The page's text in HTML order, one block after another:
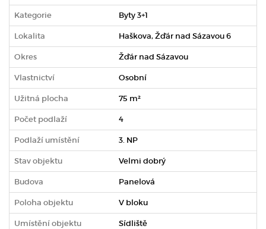
Kategorie Byty 3+1
Lokalita Haškova, Žďár nad Sázavou 6
Okres Žďár nad Sázavou
Vlastnictví Osobní
Užitná plocha 75 m²
Počet podlaží 4
Podlaží umístění 3. NP
Stav objektu Velmi dobrý
Budova Panelová
Poloha objektu V bloku
Umístění objektu Sídliště